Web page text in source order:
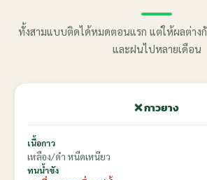
ทั้งสามแบบติดได้หมดตอนแรก แต่ให้ผลต่าง
และฝนไปหลายเดือน
❌ กาวยาง
เนื้อกาว
เหลือง/ดำ หนืดเหนียว
ทนน้ำขัง